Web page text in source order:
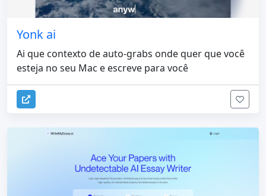
Yonk ai
Ai que contexto de auto-grabs onde quer que você
esteja no seu Mac e escreve para você